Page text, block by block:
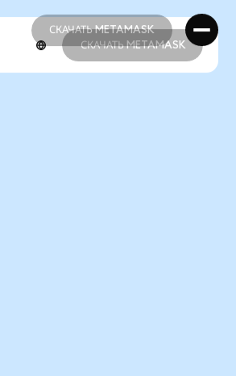
СКАЧАТЬ METAMASK
СКАЧАТЬ METAMASK
СКАЧАТЬ METAMASK